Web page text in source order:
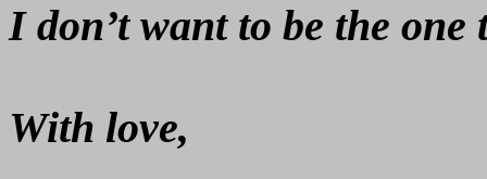
I don’t want to be the one
With love,